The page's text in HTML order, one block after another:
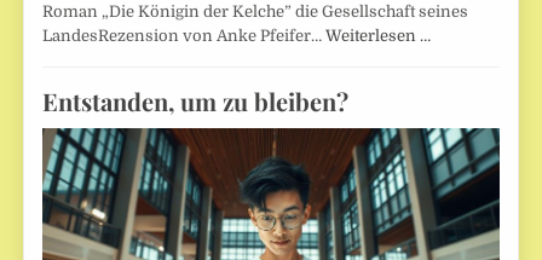
Roman „Die Königin der Kelche” die Gesellschaft seines
LandesRezension von Anke Pfeifer…Weiterlesen …
Entstanden, um zu bleiben?